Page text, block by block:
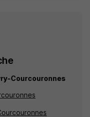
Courcouronnes